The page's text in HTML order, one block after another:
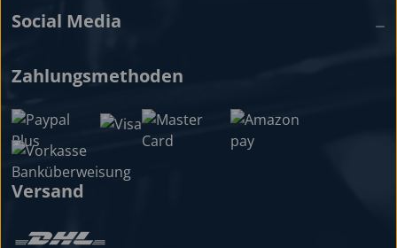
Social Media
Zahlungsmethoden
Versand